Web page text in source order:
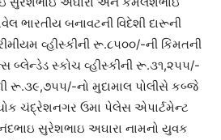
ભારતીય બનાવટની વિદેશી દારૂની
વ્હીસ્કીની રૂ.૮૫૦૦/-ની કિંમતની
બ્લેન્ડેડ સ્કોચ વ્હીસ્કીની રૂ.૩૧,૨૫૫/-
રૂ.૩૯,૭૫૫/-નો મુદામાલ પોલીસે કબ્જે
ચંદ્રેશનગર ઉમા પેલેસ એપાર્ટમેન્ટ
સુરેશભાઇ અઘારા નામનો યુવક